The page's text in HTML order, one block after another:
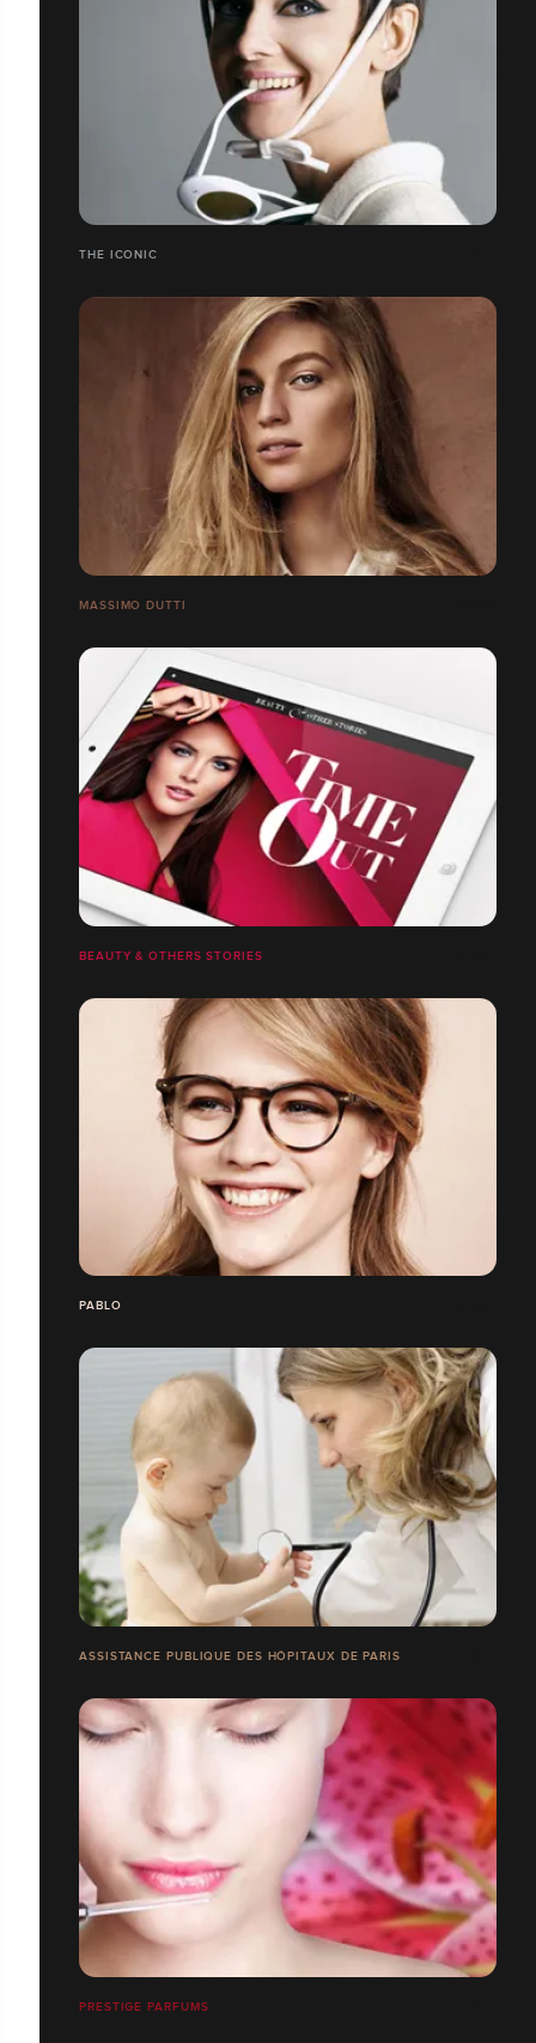
THE ICONIC
MASSIMO DUTTI
BEAUTY & OTHERS STORIES
PABLO
ASSISTANCE PUBLIQUE DES HÔPITAUX DE PARIS
PRESTIGE PARFUMS